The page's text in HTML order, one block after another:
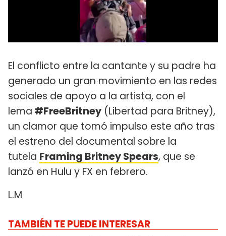
El conflicto entre la cantante y su padre ha
generado un gran movimiento en las redes
sociales de apoyo a la artista, con el
lema #FreeBritney (Libertad para Britney),
un clamor que tomó impulso este año tras
el estreno del documental sobre la
tutela Framing Britney Spears, que se
lanzó en Hulu y FX en febrero.
L.M
TAMBIÉN TE PUEDE INTERESAR